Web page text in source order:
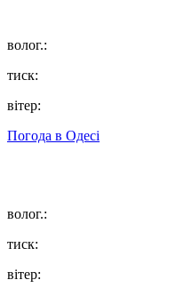
волог.:
тиск:
вітер:
Погода в Одесі
волог.:
тиск:
вітер: